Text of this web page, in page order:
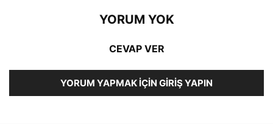
YORUM YOK
CEVAP VER
YORUM YAPMAK İÇIN GIRIŞ YAPIN